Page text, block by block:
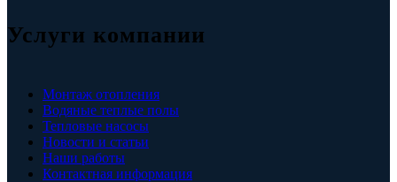
Услуги компании
Монтаж отопления
Водяные теплые полы
Тепловые насосы
Новости и статьи
Наши работы
Контактная информация